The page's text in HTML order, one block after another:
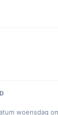
woensdag